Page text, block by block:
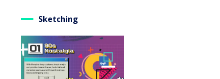
Sketching